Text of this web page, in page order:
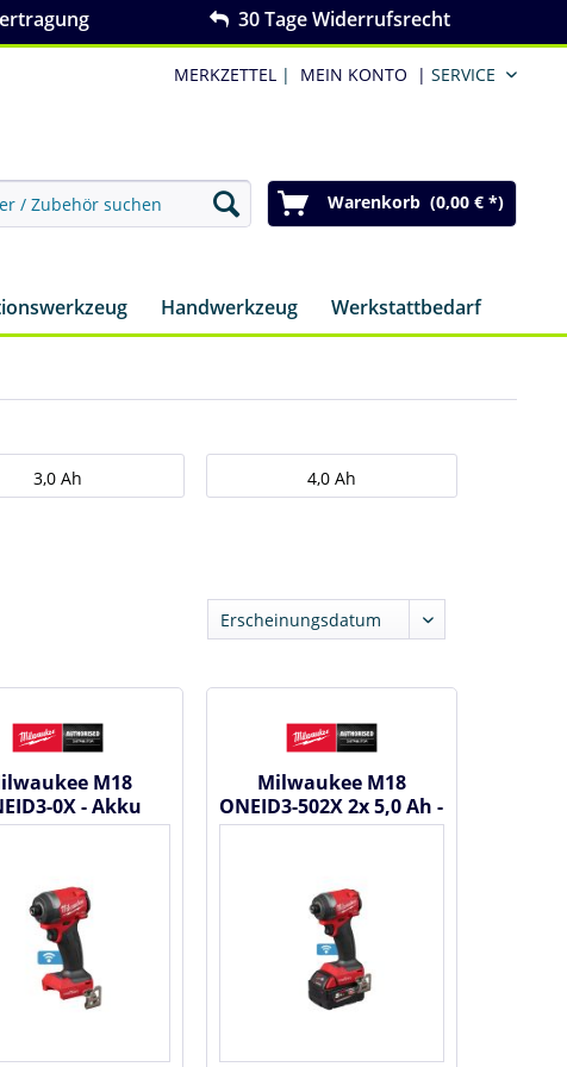
30 Tage Widerrufsrecht
MERKZETTEL | MEIN KONTO | SERVICE
Warenkorb (0,00 € *)
Handwerkzeug Werkstattbedarf
3,0 Ah 4,0 Ah
M18
0X - Akku
Milwaukee M18
ONEID3-502X 2x 5,0 Ah -
Akku